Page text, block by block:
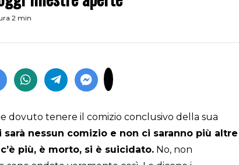
2 min
dovuto tenere il comizio conclusivo della sua
sarà nessun comizio e non ci saranno più altre
più, è morto, si è suicidato. No, non